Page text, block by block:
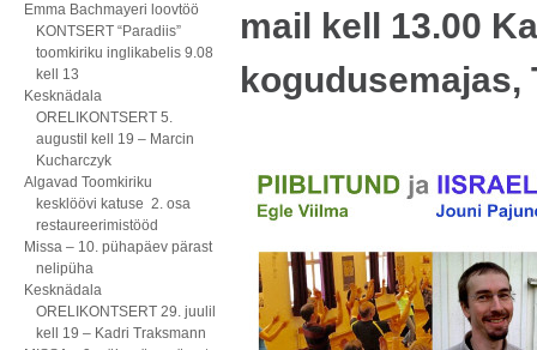
Emma Bachmayeri loovtöö
KONTSERT “Paradiis”
toomkiriku inglikabelis 9.08
kell 13
Kesknädala
ORELIKONTSERT 5.
augustil kell 19 – Marcin
Kucharczyk
Algavad Toomkiriku
kesklöövi katuse 2. osa
restaureerimistööd
Missa – 10. pühapäev pärast
nelipüha
Kesknädala
ORELIKONTSERT 29. juulil
kell 19 – Kadri Traksmann
mail kell 13.00
kogudusemajas,